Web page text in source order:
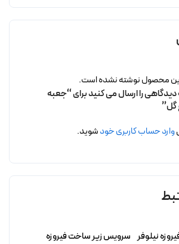
محصول نوشته نشده است.
دیدگاهی را ارسال می کنید برای “جعبه
گل”
وارد حساب کاربری خودشوید.
نیلوفر سرویس زیر ساخت فیروزه